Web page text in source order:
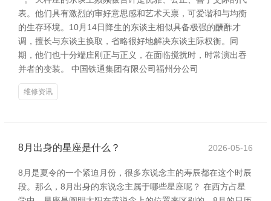
表。他们具有激烈的审好意思感和艺术天禀，可爱谐和与均衡
的生存环境。10月14日降生的东谈主相似具备极强的酬酢才
调，擅长与东谈主换取，省略很好地解决东谈主际权衡。同
期，他们也十分端庄刚正与正义，在面临搅扰时，时常演出吞
并者的变装。 中国铁通集团有限公司福州分公司
维修资讯
8月出身的星座是什么？ 2026-05-16
8月是夏令的一个紧迫月份，很多东说念主的寿辰都在这个时辰
段。那么，8月出身的东说念主属于哪些星座呢？ 在西方占星